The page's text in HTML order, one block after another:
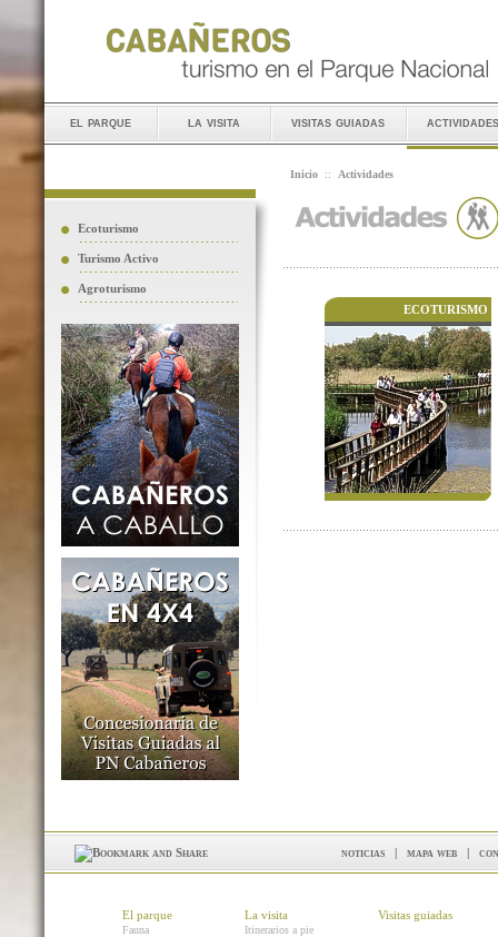
el parque la visita visitas guiadas actividades
Ecoturismo
Turismo Activo
Agroturismo
Inicio :: Actividades
ECOTURISMO
noticias | mapa web |
El parque
Fauna
La visita
Itinerarios a pie
Visitas guiadas